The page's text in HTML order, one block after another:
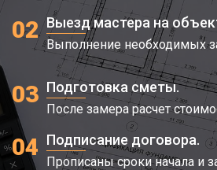
02 Выезд мастера на
Выполнение необходимых
03 Подготовка сметы.
После замера расчет
04 Подписание договора.
Прописаны сроки начала и